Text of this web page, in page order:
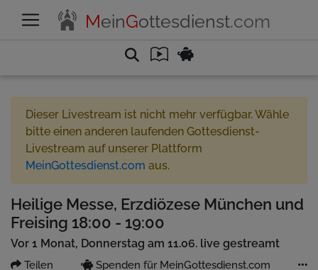
MeinGottesdienst.com
Dieser Livestream ist nicht mehr verfügbar. Wähle
bitte einen anderen laufenden Gottesdienst-
Livestream auf unserer Plattform
MeinGottesdienst.com aus.
Heilige Messe, Erzdiözese München und
Freising 18:00 - 19:00
Vor 1 Monat, Donnerstag am 11.06. live gestreamt
Teilen Spenden für MeinGottesdienst.com